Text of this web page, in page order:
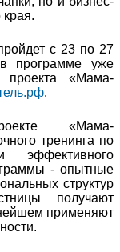
края.
с 23 по 27
в программе уже
проекта «Мама-
.
«Мама-
тренинга по
эффективного
- опытные
структур
получают
применяют